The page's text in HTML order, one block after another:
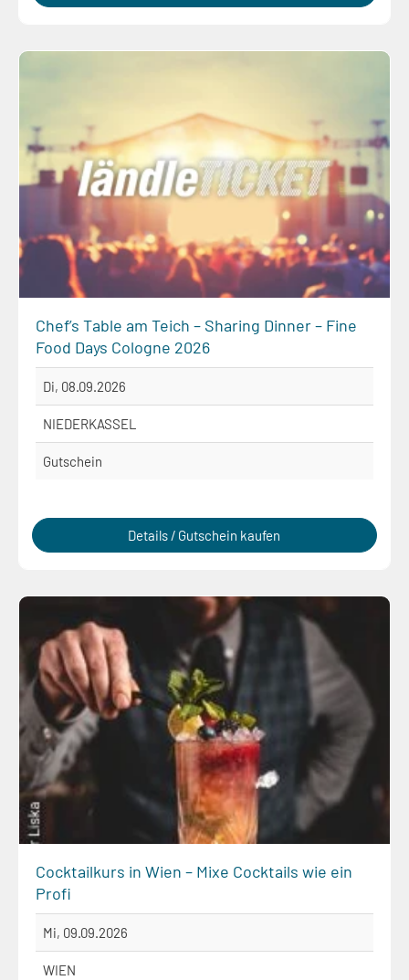
Chef’s Table am Teich – Sharing Dinner – Fine
Food Days Cologne 2026
Di, 08.09.2026
NIEDERKASSEL
Gutschein
Details / Gutschein kaufen
Cocktailkurs in Wien – Mixe Cocktails wie ein
Profi
Mi, 09.09.2026
WIEN